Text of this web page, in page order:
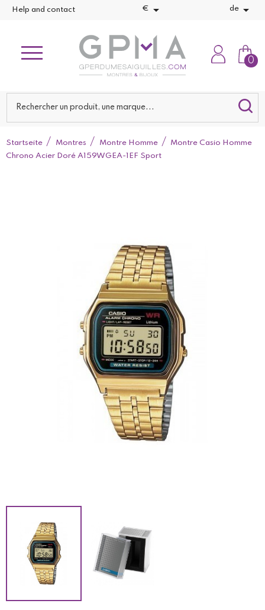
Help and contact €  de 
0
Startseite Montres Montre Homme
Montre Casio Homme
Chrono Acier Doré A159WGEA-1EF Sport